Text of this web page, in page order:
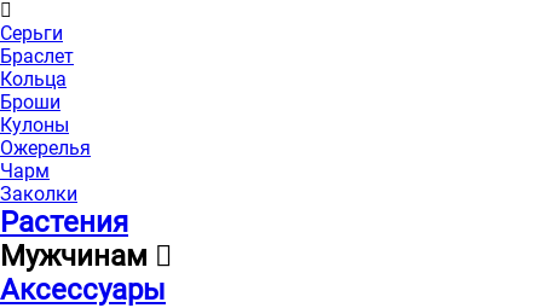
Серьги
Браслет
Кольца
Броши
Кулоны
Ожерелья
Чарм
Заколки
Растения
Мужчинам
Аксессуары